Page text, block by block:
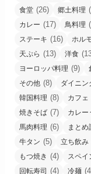
食堂 (26) 郷土料理
カレー (17) 鳥料理
ステーキ (16) ホル
天ぷら (13) 洋食
ヨーロッパ料理 (9)
その他 (8) ダイニン
韓国料理 (8) カフェ
焼きそば (7) カレー
馬肉料理 (6) まとめ
牛タン (5) 立ち飲み
もつ焼き (4) スペイ
回転寿司 (4) 冷麺